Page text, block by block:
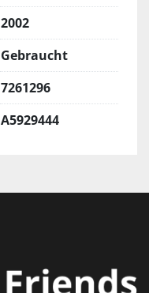
2002
Gebraucht
7261296
A5929444